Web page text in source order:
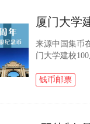
厦门大学
来源中国集币
门大学建校
校题材纪念币
钱币邮票